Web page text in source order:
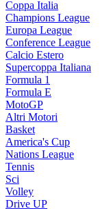
Coppa Italia
Champions League
Europa League
Conference League
Calcio Estero
Supercoppa Italiana
Formula 1
Formula E
MotoGP
Altri Motori
Basket
America's Cup
Nations League
Tennis
Sci
Volley
Drive UP